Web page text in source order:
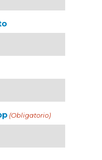
(Obligatorio)